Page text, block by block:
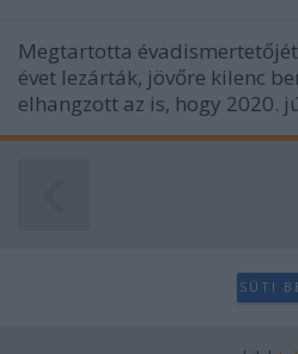
Megtartotta
évet lezárták, jövőre kilenc
elhangzott az is, hogy 2020.
SÜTI